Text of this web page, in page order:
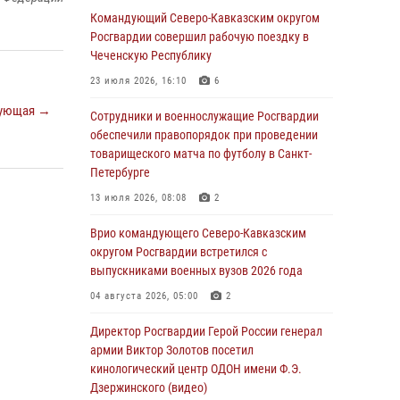
→
Росгвардейцы провели выставку вооружения
для участников сбора «Гвардеец» в Пензе
(видео)
06 августа 2026, 12:00
В Курске росгвардейцы приняли участие в
митинге, посвященном второй годовщине
вторжения ВСУ на территорию области
06 августа 2026, 11:56
задержал правонарушителя, угрожавшего
подростку травматическим пистолетом
06 августа 2026, 11:33 1
ликвидирована крупная нарколаборатория
06 августа 2026, 11:27
В Москве росгвардейцы задержали троих
Командующий Северо-Кавказским округом
Росгвардии совершил рабочую поездку в
Чеченскую Республику
23 июля 2026, 16:10 6
Сотрудники и военнослужащие Росгвардии
обеспечили правопорядок при проведении
товарищеского матча по футболу в Санкт-
Петербурге
13 июля 2026, 08:08 2
Врио командующего Северо-Кавказским
округом Росгвардии встретился с
выпускниками военных вузов 2026 года
04 августа 2026, 05:00 2
Директор Росгвардии Герой России генерал
армии Виктор Золотов посетил
кинологический центр ОДОН имени Ф.Э.
Дзержинского (видео)